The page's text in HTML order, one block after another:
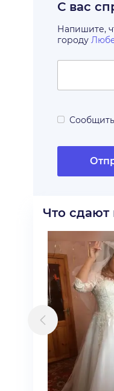
С вас
Напишите,
городу
Что сдают